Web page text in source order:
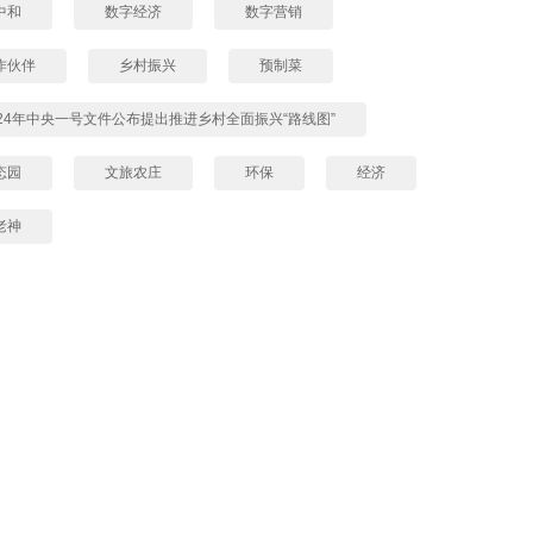
和 数字经济 数字营销
伙伴 乡村振兴 预制菜
年中央一号文件公布提出推进乡村全面振兴“路线图”
园 文旅农庄 环保 经济
神